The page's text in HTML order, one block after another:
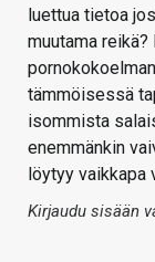
luettua tietoa
muutama
tämmöisessä
isommista
enemmänkin
löytyy vaikkapa
Kirjaudu sisään